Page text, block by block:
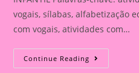
vogais, sílabas, alfabetização
com vogais, atividades com…
Continue Reading ATIVIDADE
DE